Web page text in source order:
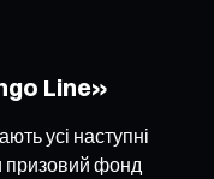
Line»
усі наступні
призовий фонд